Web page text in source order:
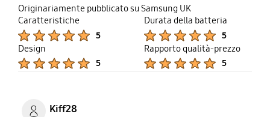
Originariamente pubblicato su Samsung UK
Caratteristiche
5
Durata della batteria
5
Design
5
Rapporto qualità-prezzo
5
Kiff28